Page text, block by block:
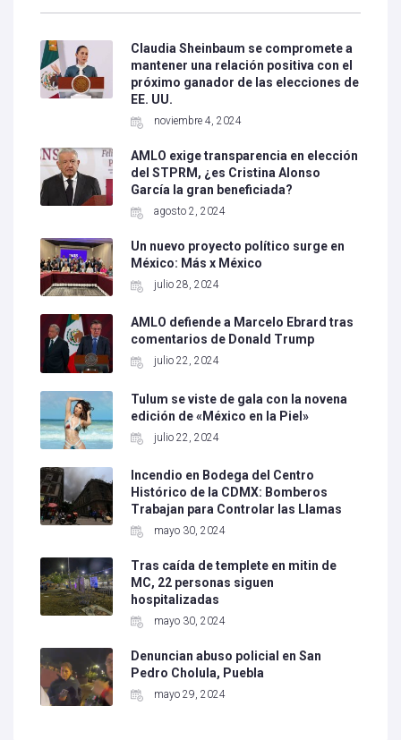
Claudia Sheinbaum se compromete a
mantener una relación positiva con el
próximo ganador de las elecciones de
EE. UU.
noviembre 4, 2024
AMLO exige transparencia en elección
del STPRM, ¿es Cristina Alonso
García la gran beneficiada?
agosto 2, 2024
Un nuevo proyecto político surge en
México: Más x México
julio 28, 2024
AMLO defiende a Marcelo Ebrard tras
comentarios de Donald Trump
julio 22, 2024
Tulum se viste de gala con la novena
edición de «México en la Piel»
julio 22, 2024
Incendio en Bodega del Centro
Histórico de la CDMX: Bomberos
Trabajan para Controlar las Llamas
mayo 30, 2024
Tras caída de templete en mitin de
MC, 22 personas siguen
hospitalizadas
mayo 30, 2024
Denuncian abuso policial en San
Pedro Cholula, Puebla
mayo 29, 2024